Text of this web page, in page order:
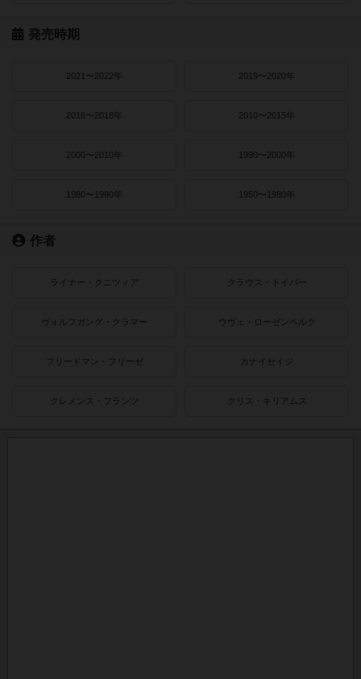
発売時期
2021〜2022年 2019〜2020年
2016〜2018年 2010〜2015年
2000〜2010年 1990〜2000年
1980〜1990年 1950〜1980年
作者
ライナー・クニツィア クラウス・トイバー
ヴォルフガング・クラマー ウヴェ・ローゼンベルク
フリードマン・フリーゼ カナイセイジ
クレメンス・フランツ クリス・キリアムス